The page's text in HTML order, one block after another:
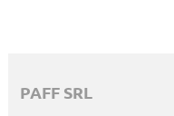
PAFF SRL